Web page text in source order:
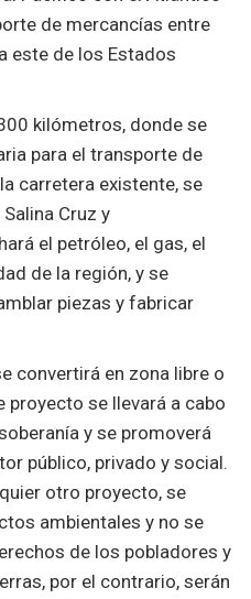
de mercancías entre
este de los Estados
kilómetros, donde se
para el transporte de
carretera existente, se
Cruz y
el petróleo, el gas, el
de la región, y se
piezas y fabricar
convertirá en zona libre o
proyecto se llevará a cabo
y se promoverá
público, privado y social.
otro proyecto, se
ambientales y no se
de los pobladores y
por el contrario, serán